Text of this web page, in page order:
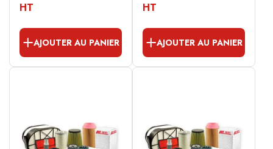
HT
AJOUTER AU PANIER
HT
AJOUTER AU PANIER